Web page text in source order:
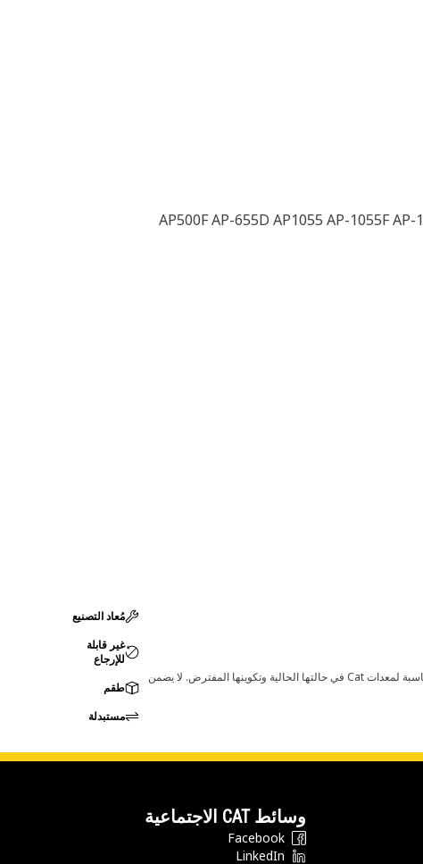
AP500F AP-655D AP1055 AP-1055F
قد تؤدي أي تغييرات في ضبط الشركة المصنعة إلى عدم ملاءمة المنتج لمعدات Cat لديك. يرجى استشارة وكيل Cat لديك قبل الشراء للتأكد من أن هذه القطعة مناسبة لمعدات Cat في حالتها الحالية وتكوينها المفترض. لا يضمن
مُعاد التصنيع
غير قابلة
للإرجاع
طقم
مستبدلة
وسائط CAT الاجتماعية
Facebook
LinkedIn